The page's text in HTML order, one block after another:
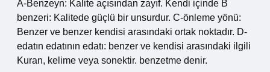
A-Benzeyn: Kalite açısından zayıf. Kendi içinde B
benzeri: Kalitede güçlü bir unsurdur. C-önleme yönü:
Benzer ve benzer kendisi arasındaki ortak noktadır. D-
edatın edatının edatı: benzer ve kendisi arasındaki ilgili
Kuran, kelime veya sonektir. benzetme denir.